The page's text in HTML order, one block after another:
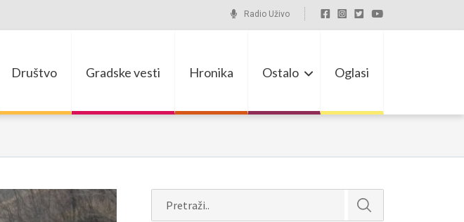
Radio Uživo
Društvo Gradske vesti Hronika Ostalo Oglasi